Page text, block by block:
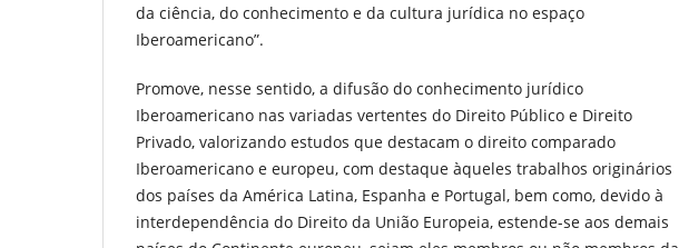
da ciência, do conhecimento e da cultura jurídica no espaço
Iberoamericano”.
Promove, nesse sentido, a difusão do conhecimento jurídico
Iberoamericano nas variadas vertentes do Direito Público e Direito
Privado, valorizando estudos que destacam o direito comparado
Iberoamericano e europeu, com destaque àqueles trabalhos originários
dos países da América Latina, Espanha e Portugal, bem como, devido à
interdependência do Direito da União Europeia, estende-se aos demais